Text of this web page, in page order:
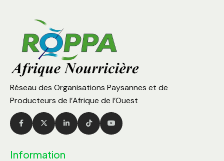
Réseau des Organisations Paysannes et de
Producteurs de l’Afrique de l’Ouest
Information